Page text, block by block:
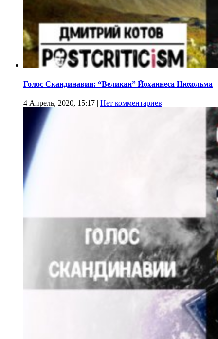
Голос Скандинавии: “Великан” Йоханнеса Нюхольма
4 Апрель, 2020, 15:17 | Нет комментариев